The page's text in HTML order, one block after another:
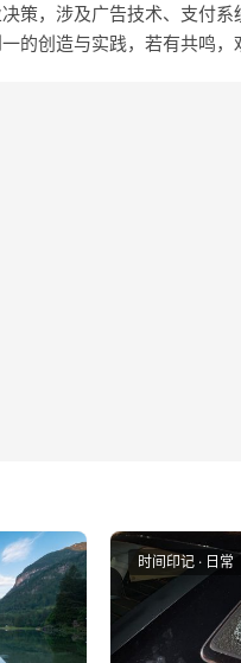
策，涉及广告技术、支付
的创造与实践，若有共鸣，
时间印记 · 日常